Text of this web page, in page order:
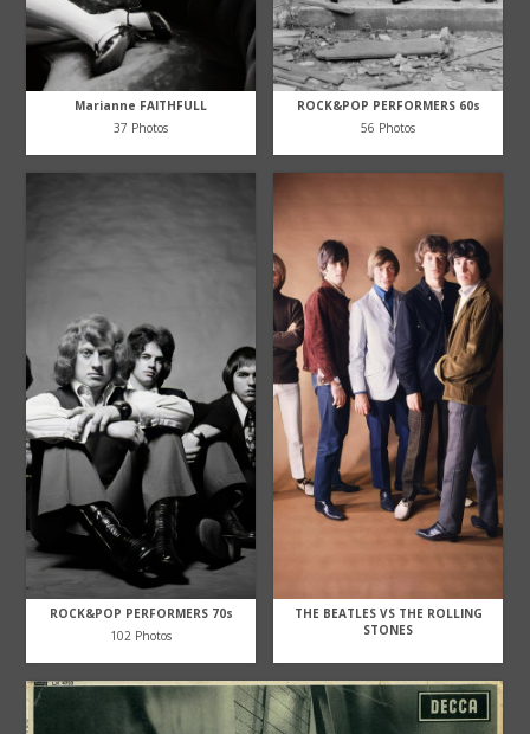
Marianne FAITHFULL
37 Photos
ROCK&POP PERFORMERS 60s
56 Photos
ROCK&POP PERFORMERS 70s
102 Photos
THE BEATLES VS THE ROLLING
STONES